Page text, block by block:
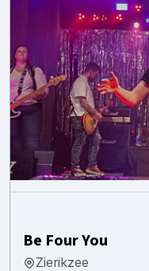
Be Four You
Zierikzee